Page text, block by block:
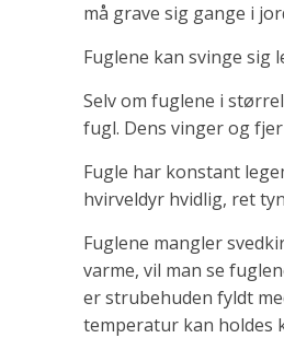
må grave sig gange i
Fuglene kan svinge sig
Selv om fuglene i
fugl. Dens vinger og
Fugle har konstant
hvirveldyr hvidlig, ret
Fuglene mangler
varme, vil man se
er strubehuden fyldt
temperatur kan holdes